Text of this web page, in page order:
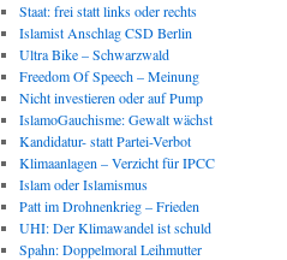
Staat: frei statt links oder rechts
Islamist Anschlag CSD Berlin
Ultra Bike – Schwarzwald
Freedom Of Speech – Meinung
Nicht investieren oder auf Pump
IslamoGauchisme: Gewalt wächst
Kandidatur- statt Partei-Verbot
Klimaanlagen – Verzicht für IPCC
Islam oder Islamismus
Patt im Drohnenkrieg – Frieden
UHI: Der Klimawandel ist schuld
Spahn: Doppelmoral Leihmutter